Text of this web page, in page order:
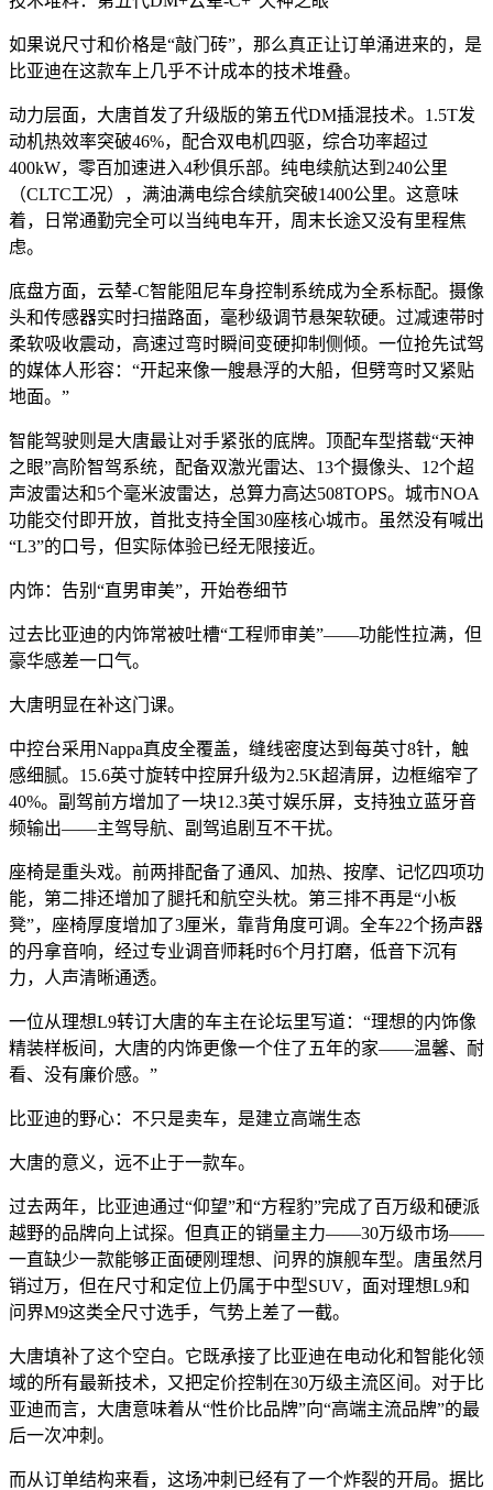
如果说尺寸和价格是“敲门砖”，那么真正让订单涌进来的，是
比亚迪在这款车上几乎不计成本的技术堆叠。
动力层面，大唐首发了升级版的第五代DM插混技术。1.5T发
动机热效率突破46%，配合双电机四驱，综合功率超过
400kW，零百加速进入4秒俱乐部。纯电续航达到240公里
（CLTC工况），满油满电综合续航突破1400公里。这意味
着，日常通勤完全可以当纯电车开，周末长途又没有里程焦
虑。
底盘方面，云辇-C智能阻尼车身控制系统成为全系标配。摄像
头和传感器实时扫描路面，毫秒级调节悬架软硬。过减速带时
柔软吸收震动，高速过弯时瞬间变硬抑制侧倾。一位抢先试驾
的媒体人形容：“开起来像一艘悬浮的大船，但劈弯时又紧贴
地面。”
智能驾驶则是大唐最让对手紧张的底牌。顶配车型搭载“天神
之眼”高阶智驾系统，配备双激光雷达、13个摄像头、12个超
声波雷达和5个毫米波雷达，总算力高达508TOPS。城市NOA
功能交付即开放，首批支持全国30座核心城市。虽然没有喊出
“L3”的口号，但实际体验已经无限接近。
内饰：告别“直男审美”，开始卷细节
过去比亚迪的内饰常被吐槽“工程师审美”——功能性拉满，但
豪华感差一口气。
大唐明显在补这门课。
中控台采用Nappa真皮全覆盖，缝线密度达到每英寸8针，触
感细腻。15.6英寸旋转中控屏升级为2.5K超清屏，边框缩窄了
40%。副驾前方增加了一块12.3英寸娱乐屏，支持独立蓝牙音
频输出——主驾导航、副驾追剧互不干扰。
座椅是重头戏。前两排配备了通风、加热、按摩、记忆四项功
能，第二排还增加了腿托和航空头枕。第三排不再是“小板
凳”，座椅厚度增加了3厘米，靠背角度可调。全车22个扬声器
的丹拿音响，经过专业调音师耗时6个月打磨，低音下沉有
力，人声清晰通透。
一位从理想L9转订大唐的车主在论坛里写道：“理想的内饰像
精装样板间，大唐的内饰更像一个住了五年的家——温馨、耐
看、没有廉价感。”
比亚迪的野心：不只是卖车，是建立高端生态
大唐的意义，远不止于一款车。
过去两年，比亚迪通过“仰望”和“方程豹”完成了百万级和硬派
越野的品牌向上试探。但真正的销量主力——30万级市场——
一直缺少一款能够正面硬刚理想、问界的旗舰车型。唐虽然月
销过万，但在尺寸和定位上仍属于中型SUV，面对理想L9和
问界M9这类全尺寸选手，气势上差了一截。
大唐填补了这个空白。它既承接了比亚迪在电动化和智能化领
域的所有最新技术，又把定价控制在30万级主流区间。对于比
亚迪而言，大唐意味着从“性价比品牌”向“高端主流品牌”的最
后一次冲刺。
而从订单结构来看，这场冲刺已经有了一个炸裂的开局。据比